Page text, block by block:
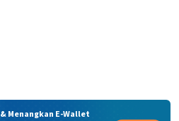
Menangkan E-Wallet